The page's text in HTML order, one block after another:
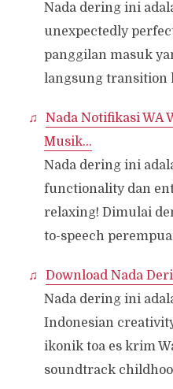
Nada dering ini
unexpectedly
panggilan masuk
langsung transition
Nada Notifikasi WA
Musik…
Nada dering ini
functionality dan
relaxing! Dimulai
to-speech
Download Nada
Nada dering ini
Indonesian
ikonik toa es krim
soundtrack